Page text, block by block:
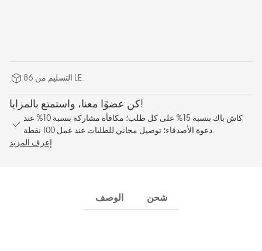
التسليم من 86 LE.
كن عضوًا معنا، واستمتع بالمزايا!
كاش باك بنسبة 15% على كل طلب؛ مكافأة مشاركة بنسبة 10% عند
دعوة الأصدقاء؛ توصيل مجاني للطلبات عند عمل 100 نقطة.
إعرف المزيد
الوصف شحن